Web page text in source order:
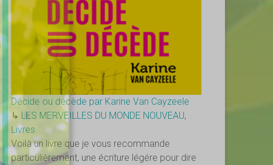
Décide ou décède par Karine Van Cayzeele
↳ LES MERVEILLES DU MONDE NOUVEAU,
Livres
Voilà un livre que je vous recommande
particulièrement, une écriture légére pour dire